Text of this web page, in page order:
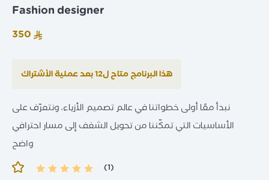
Fashion designer
هذا البرنامج متاح ل12 بعد عملية الأشتراك
نبدأ معًا أولى خطواتنا في عالم تصميم الأزياء، ونتعرّف على
الأساسيات التي تمكّننا من تحويل الشغف إلى مسار احترافي
واضح
(1)